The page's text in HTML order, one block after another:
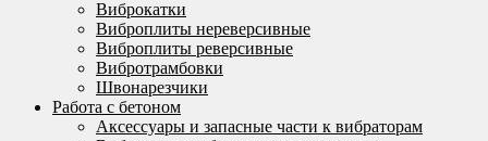
Виброкатки
Виброплиты нереверсивные
Виброплиты реверсивные
Вибротрамбовки
Швонарезчики
Работа с бетоном
Аксессуары и запасные части к вибраторам